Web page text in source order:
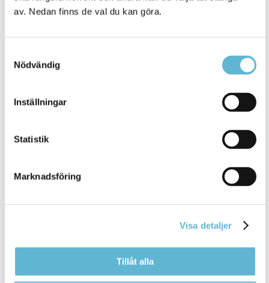
av. Nedan finns de val du kan göra.
Nödvändig
Inställningar
Statistik
Marknadsföring
Visa detaljer
Tillåt alla
KONTAKT
Besöksadress
Box 18, 295 21 Bromölla
Fax: 0456-82 22 00